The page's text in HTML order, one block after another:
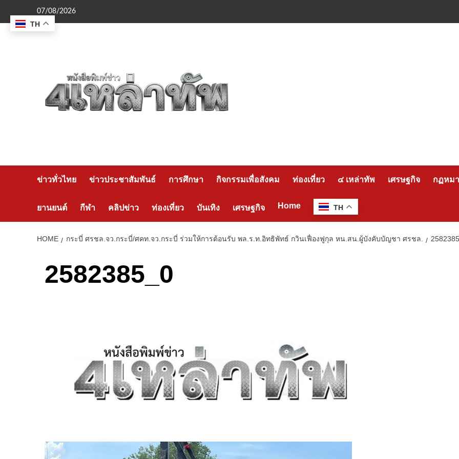
content
07/08/2026
ข่าวทั่วไทย ข่าวประชาสัมพันธ์ การศึกษา กิจกรรมเพื่อสังคม ท่องเที่ยว ๔ เหล่าทัพ เศรษฐกิจ กฏหม
ยานยนต์ กีฬา คลิปข่าว ท่องเที่ยว บันเทิง เศรษฐกิจ Home TH
HOME กระบี่ ศรชล.จว.กระบี่/ศคท.จว.กระบี่ ร่วมให้การต้อนรับ พล.ร.ท.อิทธิพัทธ์ กวินเฟื่องฟูกุล หน.สน.ผู้บังคับบัญชา ศรชล.
2582385_0
TH